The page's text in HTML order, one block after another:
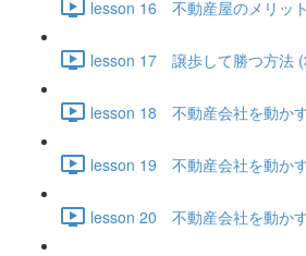
lesson 16 不動産屋のメリッ
lesson 17 譲歩して勝つ方法
lesson 18 不動産会社を動か
lesson 19 不動産会社を動か
lesson 20 不動産会社を動か